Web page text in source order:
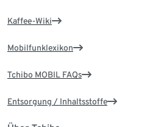
Kaffee-Wiki
Mobilfunklexikon
Tchibo MOBIL FAQs
Entsorgung / Inhaltsstoffe